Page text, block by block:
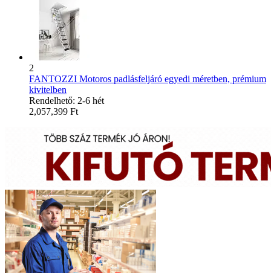
2
FANTOZZI Motoros padlásfeljáró egyedi méretben, prémium
kivitelben
Rendelhető: 2-6 hét
2,057,399 Ft